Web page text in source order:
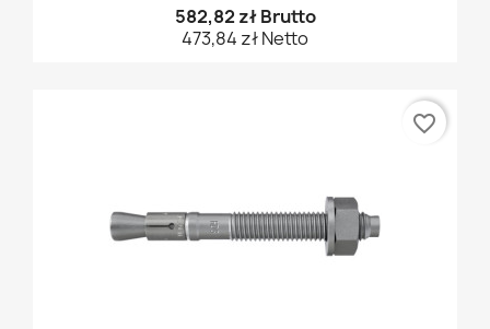
582,82 zł Brutto
473,84 zł Netto
favorite_border